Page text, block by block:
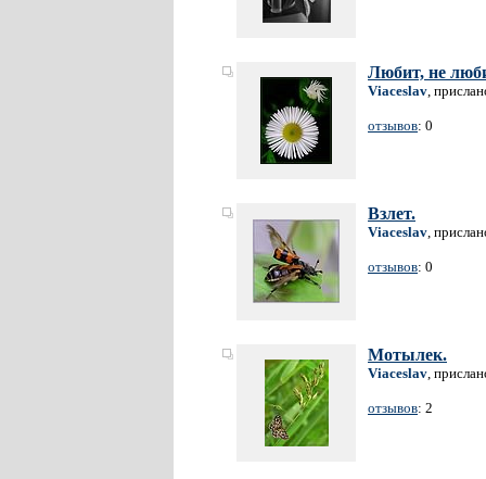
Любит, не
Viaceslav,
отзывов: 0
Взлет.
Viaceslav,
отзывов: 0
Мотылек.
Viaceslav,
отзывов: 2